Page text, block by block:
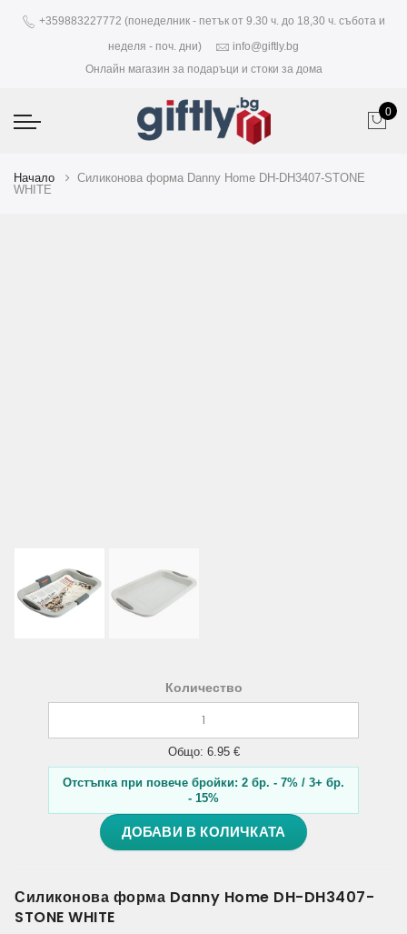
+359883227772 (понеделник - петък от 9.30 ч. до 18,30 ч. събота и
неделя - поч. дни)
info@giftly.bg
Онлайн магазин за подаръци и стоки за дома
0
Начало
Силиконова форма Danny Home DH-DH3407-STONE
WHITE
Количество
Общо: 6.95 €
Отстъпка при повече бройки: 2 бр. - 7% / 3+ бр.
- 15%
ДОБАВИ В КОЛИЧКАТА
Силиконова форма Danny Home DH-DH3407-
STONE WHITE